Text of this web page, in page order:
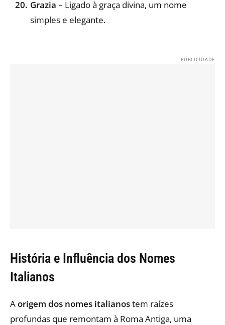
Grazia – Ligado à graça divina, um nome
simples e elegante.
História e Influência dos Nomes
Italianos
Aorigem dos nomes italianostem raízes
profundas que remontam à Roma Antiga, uma